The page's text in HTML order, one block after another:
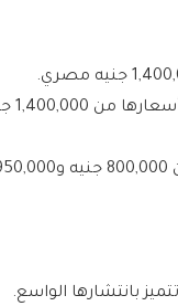
بانتشارها الواسع.